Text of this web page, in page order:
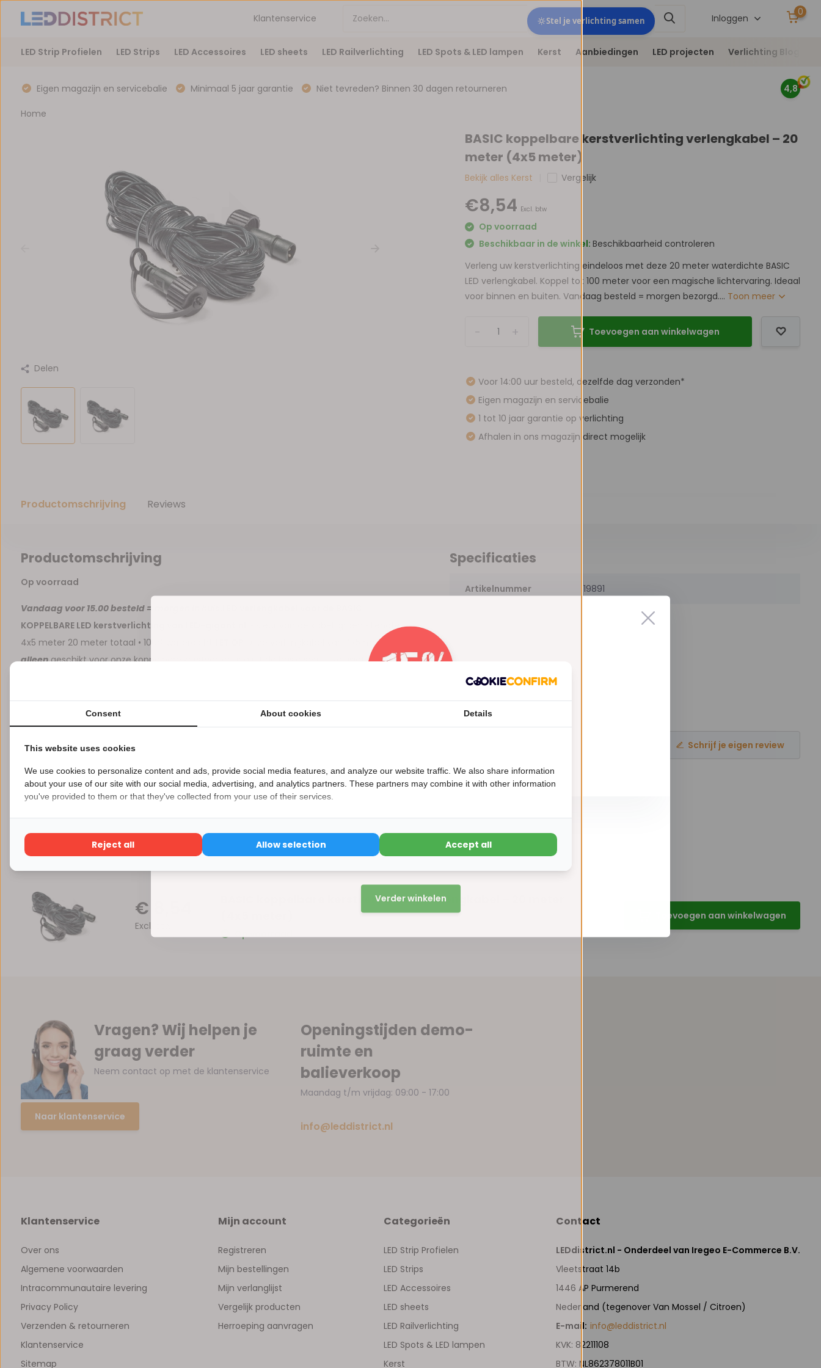
Klantenservice Stel je verlichting samen Inloggen
0
Stel je verlichting
samen
LED Strip Profielen LED Strips LED Accessoires LED sheets LED Railverlichting LED Spots & LED lampen Kerst Aanbiedingen LED projecten Verlichting Blog
Eigen magazijn en servicebalie Minimaal 5 jaar garantie Niet tevreden? Binnen 30 dagen retourneren 4,8
Home
Delen
BASIC koppelbare kerstverlichting verlengkabel – 20
meter (4x5 meter)
Bekijk alles Kerst Vergelijk
€8,54 Excl. btw
Op voorraad
Beschikbaar in de winkel:Beschikbaarheid controleren
Verleng uw kerstverlichting eindeloos met deze 20 meter waterdichte BASIC
LED verlengkabel. Koppel tot 100 meter voor een magische lichtervaring. Ideaal
voor binnen en buiten. Vandaag besteld = morgen bezorgd.... Toon meer
+
- Toevoegen aan winkelwagen
Voor 14:00 uur besteld, dezelfde dag verzonden*
Eigen magazijn en servicebalie
1 tot 10 jaar garantie op verlichting
Afhalen in ons magazijn direct mogelijk
Productomschrijving Reviews
Productomschrijving
Op voorraad
Vandaag voor 15.00 besteld = morgen in huis.
KOPPELBARE LED kerstverlichting van LED-gigant.nl.
• Kleur van de kabel: groen • Lengte :
4x5 meter 20 meter totaal • 100% waterdicht
Deze verlengkabel van 4x5 meter is
alleengeschikt voor onze koppelbare kerstverlichting uit de basic serie. Exclusief
Specificaties
Artikelnummer 19891
Schrijf je eigen review
Er zijn nog geen reviews geschreven over dit product..
€ 8,54
Excl. btw
BASIC koppelbare kerstverlichting verlengkabel – 20 meter
Toevoegen aan winkelwagen
Vragen? Wij helpen je
graag verder
Neem contact op met de klantenservice
Naar klantenservice
Openingstijden demo-
ruimte en
balieverkoop
Maandag t/m vrijdag: 09:00 - 17:00
info@leddistrict.nl
Klantenservice
Over ons
Algemene voorwaarden
Intracommunautaire levering
Privacy Policy
Verzenden & retourneren
Klantenservice
Sitemap
Mijn account
Registreren
Mijn bestellingen
Mijn verlanglijst
Vergelijk producten
Herroeping aanvragen
Categorieën
LED Strip Profielen
LED Strips
LED Accessoires
LED sheets
LED Railverlichting
LED Spots & LED lampen
Kerst
Contact
LEDdistrict.nl - Onderdeel van Iregeo E-Commerce B.V.
Vleetstraat 14b
1446 AP Purmerend
Nederland (tegenover Van Mossel / Citroen)
E-mail: info@leddistrict.nl
KVK: 82211108
BTW: NL862378011B01
15korting
Verder winkelen
Consent About cookies Details
This website uses cookies
We use cookies to personalize content and ads, provide social media features, and analyze our website traffic. We also share information
about your use of our site with our social media, advertising, and analytics partners. These partners may combine it with other information
you've provided to them or that they've collected from your use of their services.
Reject all Allow selection Accept all